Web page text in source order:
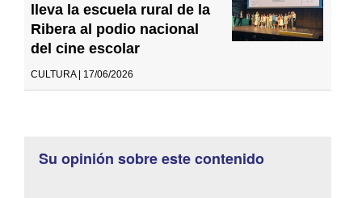
lleva la escuela rural de la
Ribera al podio nacional
del cine escolar
CULTURA | 17/06/2026
Su opinión sobre este contenido